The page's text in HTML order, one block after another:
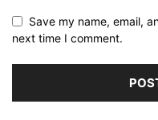
Save my name, email,
next time I comment.